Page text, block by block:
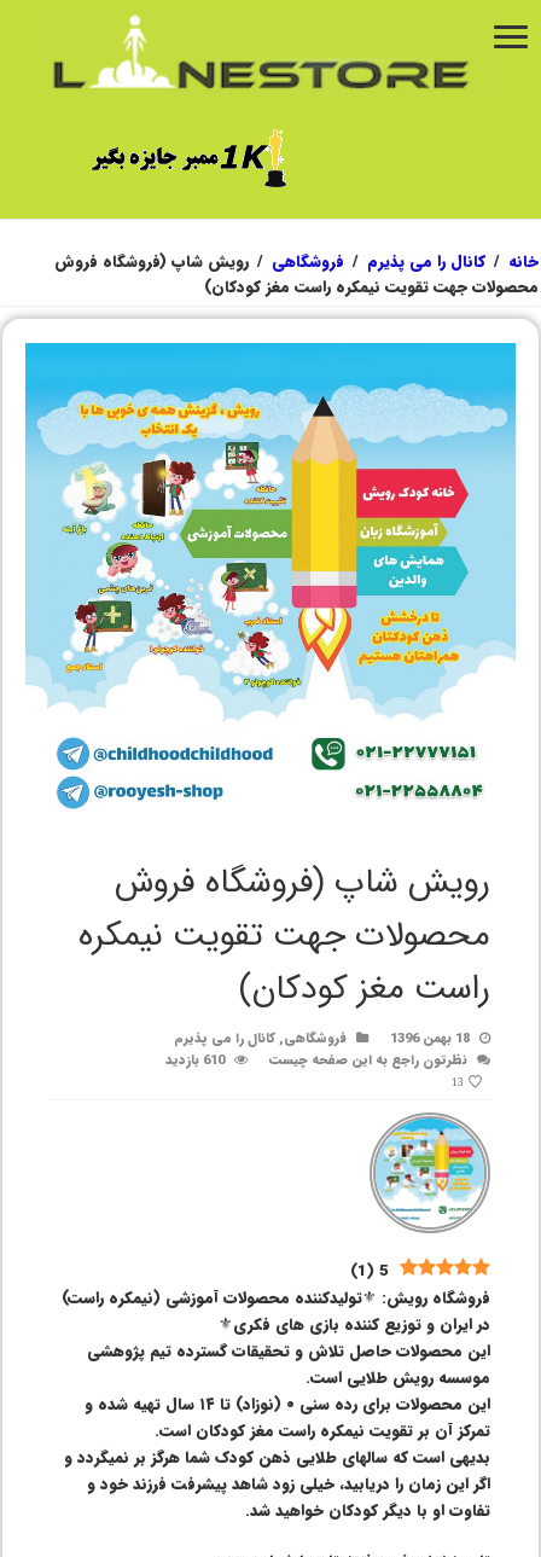
خانه / کانال را می پذیرم / فروشگاهی / رویش شاپ (فروشگاه فروش
محصولات جهت تقویت نیمکره راست مغز کودکان)
رویش شاپ (فروشگاه فروش
محصولات جهت تقویت نیمکره
راست مغز کودکان)
18 بهمن 1396 فروشگاهی,کانال را می پذیرم
نظرتون راجع به این صفحه چیست
610 بازدید
13
5
(
1
)
فروشگاه رویش: ⚜️تولیدکننده محصولات آموزشی (نیمکره راست)
در ایران و توزیع کننده بازی های فکری⚜️
این محصولات حاصل تلاش و تحقیقات گسترده تیم پژوهشی
موسسه رویش طلایی است.
این محصولات برای رده سنی ۰ (نوزاد) تا ۱۴ سال تهیه شده و
تمرکز آن بر تقویت نیمکره راست مغز کودکان است.
بدیهی است که سالهای طلایی ذهن کودک شما هرگز بر نمیگردد و
اگر این زمان را دریابید، خیلی زود شاهد پیشرفت فرزند خود و
تفاوت او با دیگر کودکان خواهید شد.